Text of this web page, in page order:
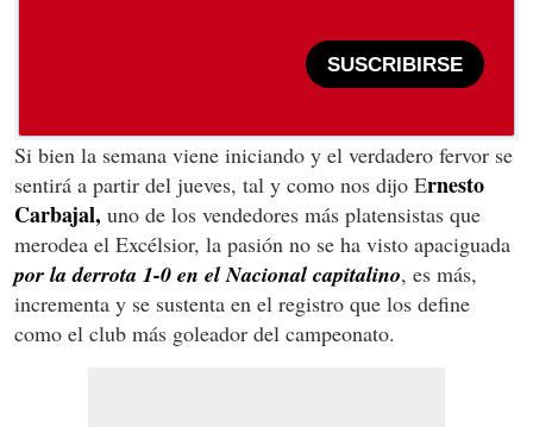
SUSCRIBIRSE
Si bien la semana viene iniciando y el verdadero fervor se
sentirá a partir del jueves, tal y como nos dijo Ernesto
Carbajal, uno de los vendedores más platensistas que
merodea el Excélsior, la pasión no se ha visto apaciguada
por la derrota 1-0 en el Nacional capitalino, es más,
incrementa y se sustenta en el registro que los define
como el club más goleador del campeonato.